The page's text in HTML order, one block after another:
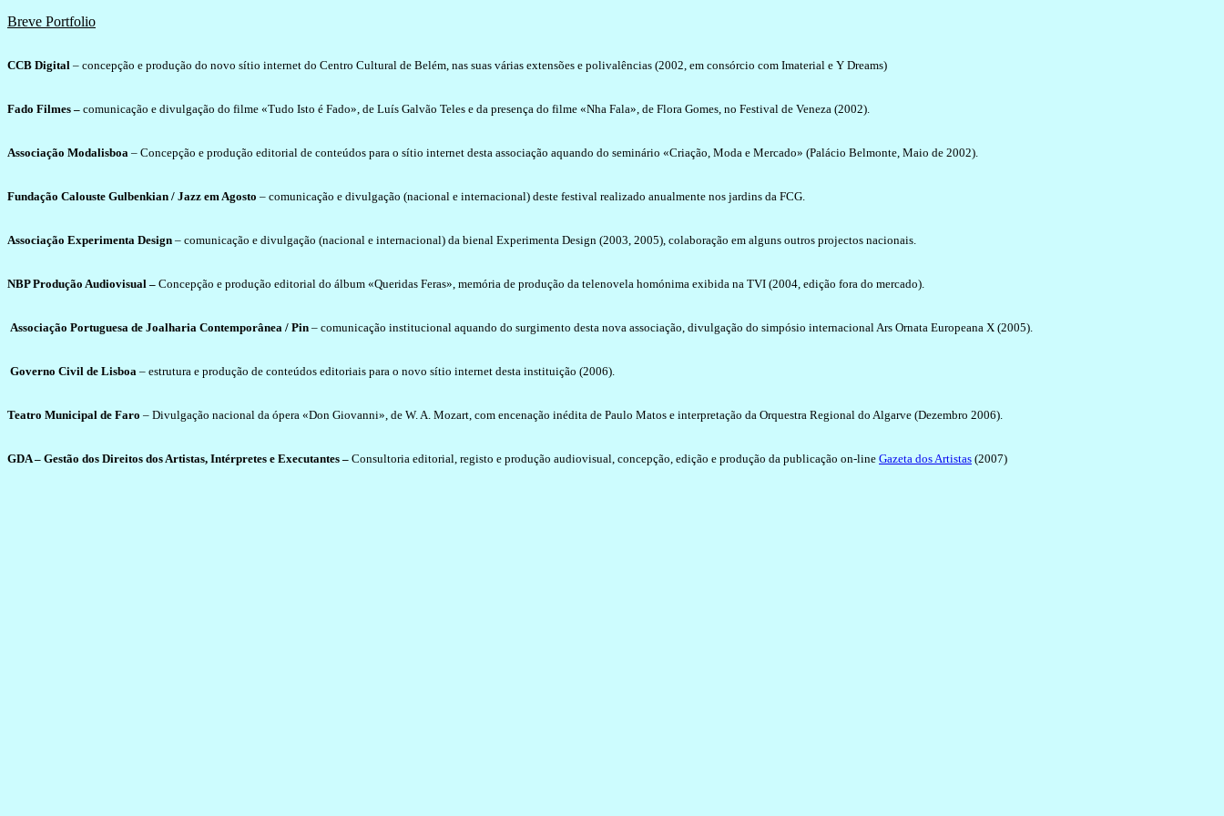
Breve Portfolio
CCB Digital – concepção e produção do novo sítio internet do Centro Cultural de Belém, nas suas várias extensões e polivalências (2002, em consórcio com Imaterial e Y Dreams)
Fado Filmes – comunicação e divulgação do filme «Tudo Isto é Fado», de Luís Galvão Teles e da presença do filme «Nha Fala», de Flora Gomes, no Festival de Veneza (2002).
Associação Modalisboa – Concepção e produção editorial de conteúdos para o sítio internet desta associação aquando do seminário «Criação, Moda e Mercado» (Palácio Belmonte, Maio de 2002).
Fundação Calouste Gulbenkian / Jazz em Agosto – comunicação e divulgação (nacional e internacional) deste festival realizado anualmente nos jardins da FCG.
Associação Experimenta Design – comunicação e divulgação (nacional e internacional) da bienal Experimenta Design (2003, 2005), colaboração em alguns outros projectos nacionais.
NBP Produção Audiovisual – Concepção e produção editorial do álbum «Queridas Feras», memória de produção da telenovela homónima exibida na TVI (2004, edição fora do mercado).
Associação Portuguesa de Joalharia Contemporânea / Pin – comunicação institucional aquando do surgimento desta nova associação, divulgação do simpósio internacional Ars Ornata Europeana X (2005).
Governo Civil de Lisboa – estrutura e produção de conteúdos editoriais para o novo sítio internet desta instituição (2006).
Teatro Municipal de Faro – Divulgação nacional da ópera «Don Giovanni», de W. A. Mozart, com encenação inédita de Paulo Matos e interpretação da Orquestra Regional do Algarve (Dezembro 2006).
GDA – Gestão dos Direitos dos Artistas, Intérpretes e Executantes – Consultoria editorial, registo e produção audiovisual, concepção, edição e produção da publicação on-line Gazeta dos Artistas (2007)